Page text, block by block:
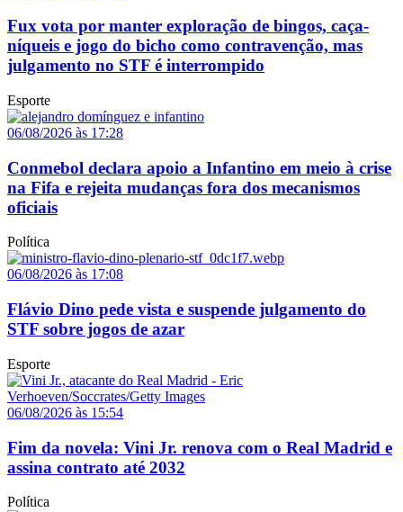
Fux vota por manter exploração de bingos, caça-
níqueis e jogo do bicho como contravenção, mas
julgamento no STF é interrompido
Esporte
06/08/2026 às 17:28
Conmebol declara apoio a Infantino em meio à crise
na Fifa e rejeita mudanças fora dos mecanismos
oficiais
Política
06/08/2026 às 17:08
Flávio Dino pede vista e suspende julgamento do
STF sobre jogos de azar
Esporte
06/08/2026 às 15:54
Fim da novela: Vini Jr. renova com o Real Madrid e
assina contrato até 2032
Política